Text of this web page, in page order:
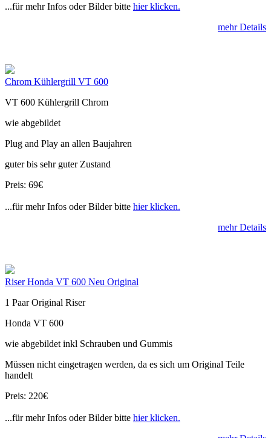
...für mehr Infos oder Bilder bitte hier klicken.
mehr Details
Chrom Kühlergrill VT 600
VT 600 Kühlergrill Chrom
wie abgebildet
Plug and Play an allen Baujahren
guter bis sehr guter Zustand
Preis: 69€
...für mehr Infos oder Bilder bitte hier klicken.
mehr Details
Riser Honda VT 600 Neu Original
1 Paar Original Riser
Honda VT 600
wie abgebildet inkl Schrauben und Gummis
Müssen nicht eingetragen werden, da es sich um Original Teile
handelt
Preis: 220€
...für mehr Infos oder Bilder bitte hier klicken.